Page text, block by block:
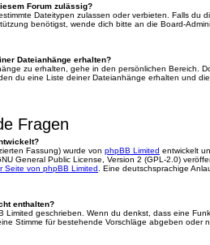
Forum zulässig?
Dateitypen zulassen oder verbieten. Falls du
benötigst, wende dich bitte an die Board-
Dateianhänge erhalten?
zu erhalten, gehe in den persönlichen Bereich.
du eine Liste deiner Dateianhänge erhalten und
Fragen
Fassung) wurde von phpBB Limited entwickelt
General Public License, Version 2 (GPL-2.0)
Seite von phpBB Limited . Eine deutschsprachige
enthalten?
Limited geschrieben. Wenn du denkst, dass eine
Stimme für bestehende Vorschläge abgeben oder